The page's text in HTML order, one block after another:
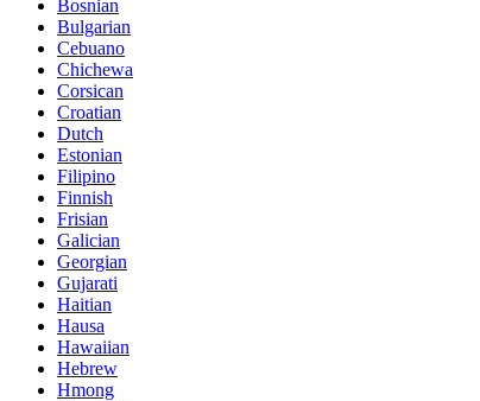
Bosnian
Bulgarian
Cebuano
Chichewa
Corsican
Croatian
Dutch
Estonian
Filipino
Finnish
Frisian
Galician
Georgian
Gujarati
Haitian
Hausa
Hawaiian
Hebrew
Hmong